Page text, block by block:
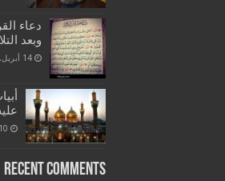
دعاء
وبعد
14 أبريل,2016
10 ديسمبر,2017
Recent Comments